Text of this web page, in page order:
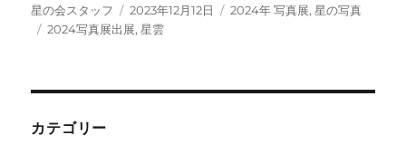
投
稿
星の会スタッフ
投
稿
2023年12月12日
カ
2024年 写真展,星の写真
タ
2024写真展出展,星雲
カテゴリー